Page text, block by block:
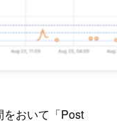
おいて「Post